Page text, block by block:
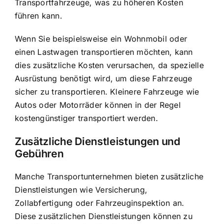
Transportfahrzeuge, was zu höheren Kosten
führen kann.
Wenn Sie beispielsweise ein Wohnmobil oder
einen Lastwagen transportieren möchten, kann
dies zusätzliche Kosten verursachen, da spezielle
Ausrüstung benötigt wird, um diese Fahrzeuge
sicher zu transportieren. Kleinere Fahrzeuge wie
Autos oder Motorräder können in der Regel
kostengünstiger transportiert werden.
Zusätzliche Dienstleistungen und
Gebühren
Manche Transportunternehmen bieten zusätzliche
Dienstleistungen wie Versicherung,
Zollabfertigung oder Fahrzeuginspektion an.
Diese zusätzlichen Dienstleistungen können zu